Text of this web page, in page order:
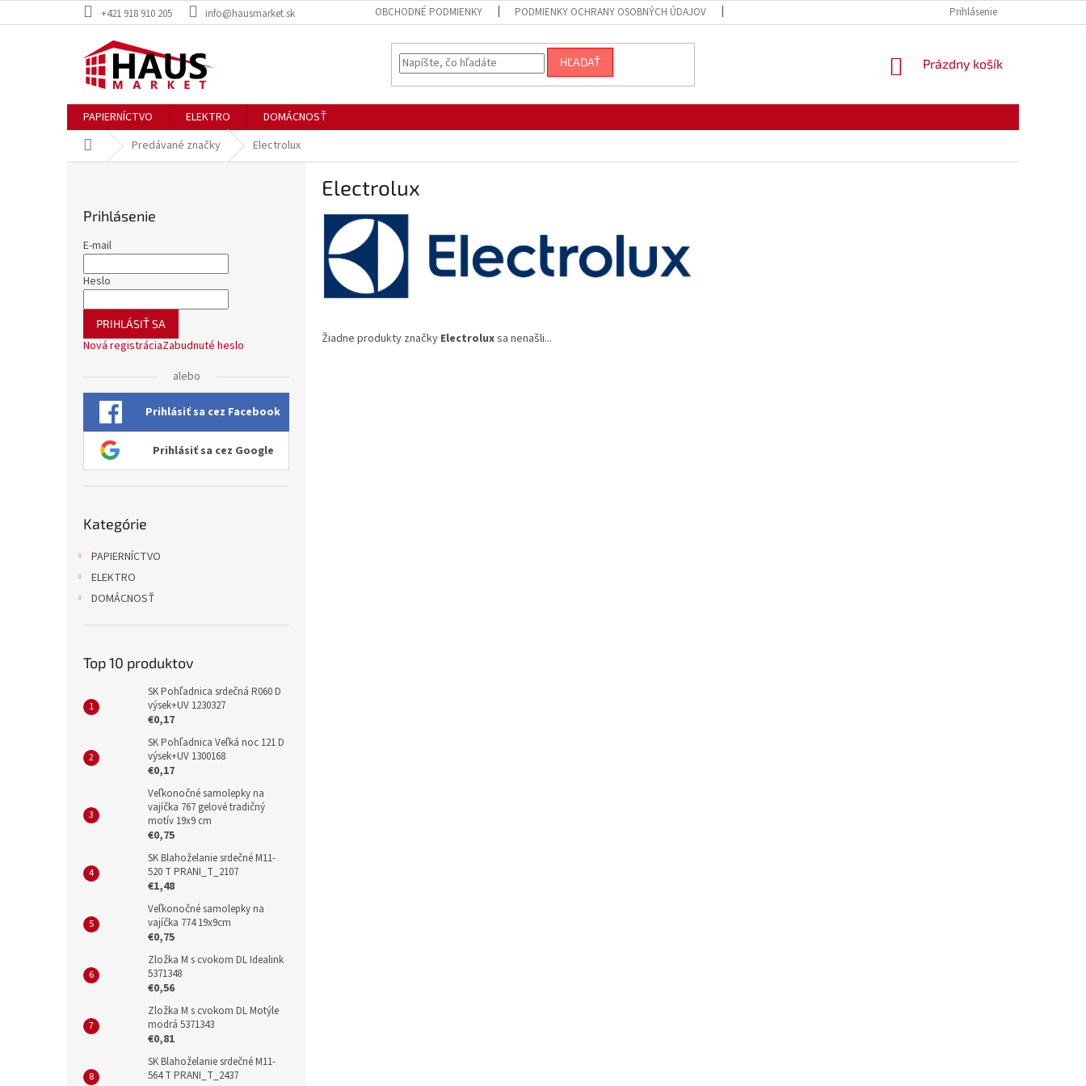
na
+421 918 910 205 info@hausmarket.sk OBCHODNÉ PODMIENKY PODMIENKY OCHRANY OSOBNÝCH ÚDAJOV Prihlásenie
HĽADAŤ
NÁKUPNÝ
Prázdny košík
PAPIERNÍCTVO ELEKTRO
DOMÁCNOSŤ
DomovPredávané značky Electrolux
Prihlásenie
E-mail
Heslo
PRIHLÁSIŤ SA
Nová registráciaZabudnuté heslo
alebo
Prihlásiť sa cez Facebook
Prihlásiť sa cez Google
kategórie
Kategórie
PAPIERNÍCTVO
ELEKTRO
DOMÁCNOSŤ
Top 10 produktov
SK Pohľadnica srdečná R060 D
výsek+UV 1230327
€0,17
SK Pohľadnica Veľká noc 121 D
výsek+UV 1300168
€0,17
Veľkonočné samolepky na
vajíčka 767 gelové tradičný
motív 19x9 cm
€0,75
SK Blahoželanie srdečné M11-
520 T PRANI_T_2107
€1,48
Veľkonočné samolepky na
vajíčka 774 19x9cm
€0,75
Zložka M s cvokom DL Idealink
5371348
€0,56
Zložka M s cvokom DL Motýle
modrá 5371343
€0,81
SK Blahoželanie srdečné M11-
564 T PRANI_T_2437
Electrolux
Žiadne produkty značky Electroluxsa nenašli...